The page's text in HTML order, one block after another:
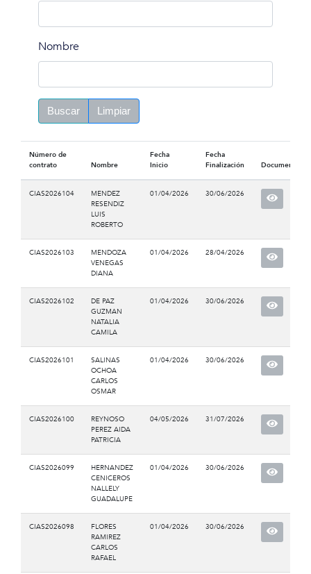
Nombre
Buscar Limpiar
Número de
contrato
Nombre
Fecha
Inicio
Fecha
Finalización
Documento
CIAS2026104
MENDEZ
RESENDIZ
LUIS
ROBERTO
01/04/2026 30/06/2026
CIAS2026103
MENDOZA
VENEGAS
DIANA
01/04/2026 28/04/2026
CIAS2026102
DE PAZ
GUZMAN
NATALIA
CAMILA
01/04/2026 30/06/2026
CIAS2026101
SALINAS
OCHOA
CARLOS
OSMAR
01/04/2026 30/06/2026
CIAS2026100
REYNOSO
PEREZ AIDA
PATRICIA
04/05/2026 31/07/2026
CIAS2026099
HERNANDEZ
CENICEROS
NALLELY
GUADALUPE
01/04/2026 30/06/2026
CIAS2026098
FLORES
RAMIREZ
CARLOS
RAFAEL
01/04/2026 30/06/2026